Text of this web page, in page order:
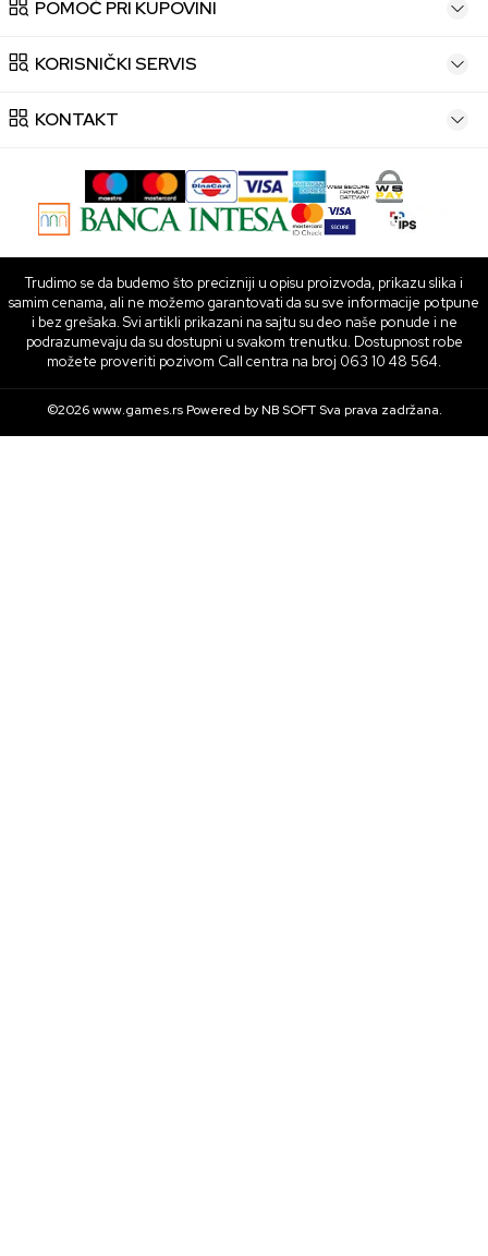
POMOĆ PRI KUPOVINI
KORISNIČKI SERVIS
KONTAKT
Trudimo se da budemo što precizniji u opisu proizvoda, prikazu slika i
samim cenama, ali ne možemo garantovati da su sve informacije potpune
i bez grešaka. Svi artikli prikazani na sajtu su deo naše ponude i ne
podrazumevaju da su dostupni u svakom trenutku. Dostupnost robe
možete proveriti pozivom Call centra na broj 063 10 48 564.
©2026www.games.rs Powered byNB SOFTSva prava zadržana.